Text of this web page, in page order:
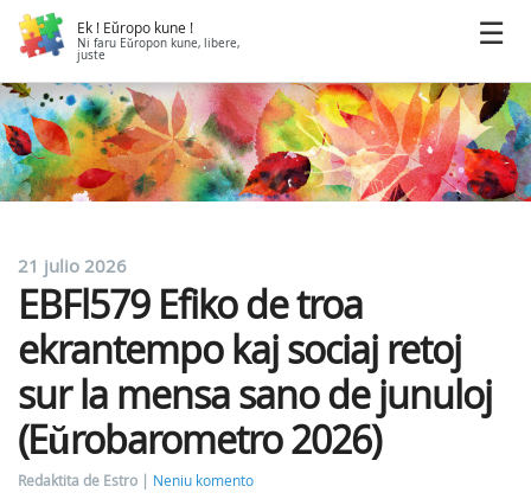
Ek ! Eŭropo kune !
Ni faru Eŭropon kune, libere,
juste
21 julio 2026
EBFl579 Efiko de troa
ekrantempo kaj sociaj retoj
sur la mensa sano de junuloj
(Eŭrobarometro 2026)
Redaktita de Estro
Neniu komento